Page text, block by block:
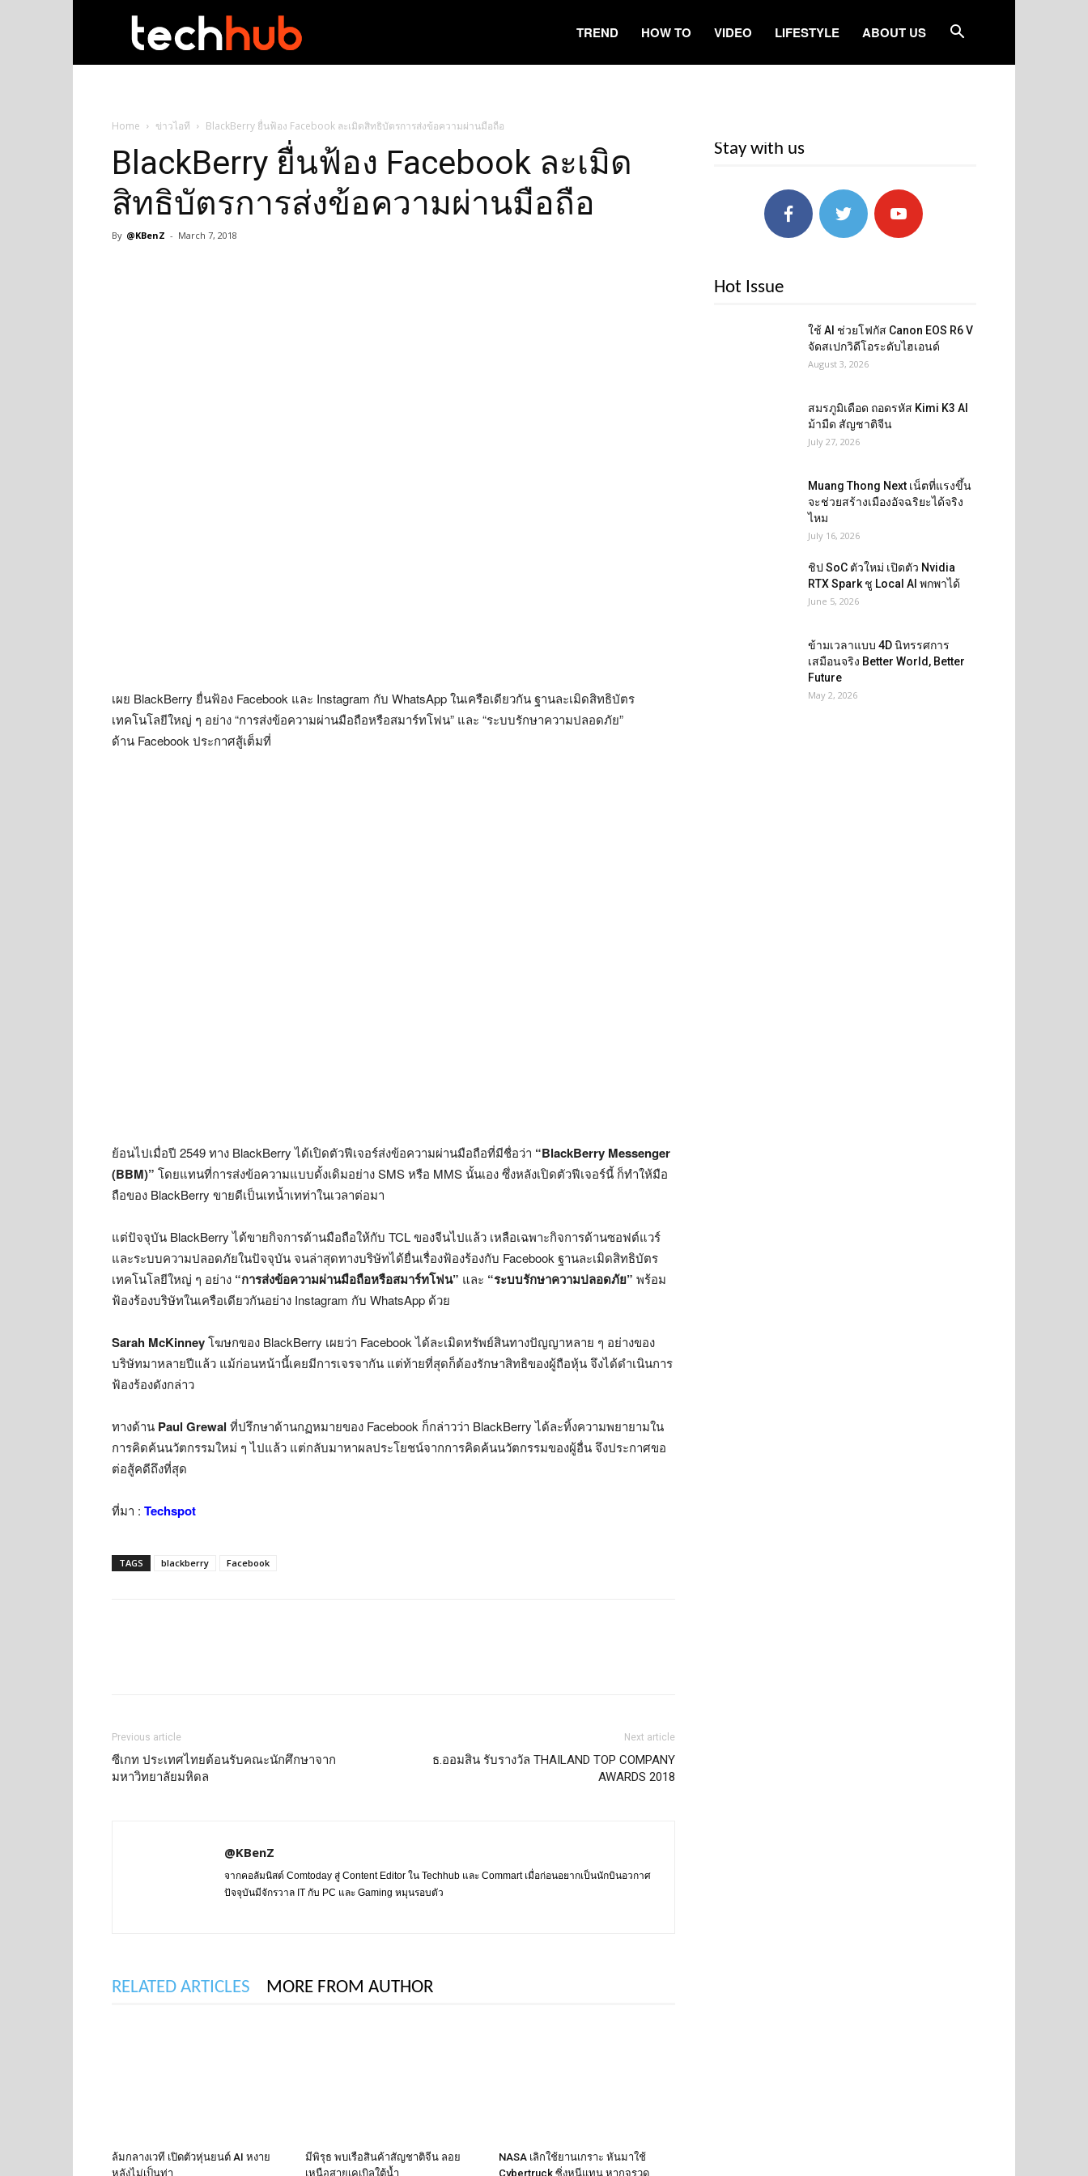
TREND HOW TO VIDEO LIFESTYLE ABOUT US
Home ข่าวไอที BlackBerry ยื่นฟ้อง Facebook ละเมิดสิทธิบัตรการส่งข้อความผ่านมือถือ
BlackBerry ยื่นฟ้อง Facebook ละเมิด
สิทธิบัตรการส่งข้อความผ่านมือถือ
By @KBenZ - March 7, 2018
เผย BlackBerry ยื่นฟ้อง Facebook และ Instagram กับ WhatsApp ในเครือเดียวกัน ฐานละเมิดสิทธิบัตร
เทคโนโลยีใหญ่ ๆ อย่าง “การส่งข้อความผ่านมือถือหรือสมาร์ทโฟน” และ “ระบบรักษาความปลอดภัย”
ด้าน Facebook ประกาศสู้เต็มที่
ย้อนไปเมื่อปี 2549 ทาง BlackBerry ได้เปิดตัวฟีเจอร์ส่งข้อความผ่านมือถือที่มีชื่อว่า “BlackBerry Messenger
(BBM)” โดยแทนที่การส่งข้อความแบบดั้งเดิมอย่าง SMS หรือ MMS นั้นเอง ซึ่งหลังเปิดตัวฟีเจอร์นี้ ก็ทำให้มือ
ถือของ BlackBerry ขายดีเป็นเทน้ำเทท่าในเวลาต่อมา
แต่ปัจจุบัน BlackBerry ได้ขายกิจการด้านมือถือให้กับ TCL ของจีนไปแล้ว เหลือเฉพาะกิจการด้านซอฟต์แวร์
และระบบความปลอดภัยในปัจจุบัน จนล่าสุดทางบริษัทได้ยื่นเรื่องฟ้องร้องกับ Facebook ฐานละเมิดสิทธิบัตร
เทคโนโลยีใหญ่ ๆ อย่าง “การส่งข้อความผ่านมือถือหรือสมาร์ทโฟน” และ “ระบบรักษาความปลอดภัย” พร้อม
ฟ้องร้องบริษัทในเครือเดียวกันอย่าง Instagram กับ WhatsApp ด้วย
Sarah McKinneyโฆษกของ BlackBerry เผยว่า Facebook ได้ละเมิดทรัพย์สินทางปัญญาหลาย ๆ อย่างของ
บริษัทมาหลายปีแล้ว แม้ก่อนหน้านี้เคยมีการเจรจากัน แต่ท้ายที่สุดก็ต้องรักษาสิทธิของผู้ถือหุ้น จึงได้ดำเนินการ
ฟ้องร้องดังกล่าว
ทางด้าน Paul Grewal ที่ปรึกษาด้านกฏหมายของ Facebook ก็กล่าวว่า BlackBerry ได้ละทิ้งความพยายามใน
การคิดค้นนวัตกรรมใหม่ ๆ ไปแล้ว แต่กลับมาหาผลประโยชน์จากการคิดค้นนวัตกรรมของผู้อื่น จึงประกาศขอ
ต่อสู้คดีถึงที่สุด
ที่มา : Techspot
TAGS blackberry Facebook
Previous article
ซีเกท ประเทศไทยต้อนรับคณะนักศึกษาจาก
มหาวิทยาลัยมหิดล
Next article
ธ.ออมสิน รับรางวัล THAILAND TOP COMPANY
AWARDS 2018
@KBenZ
จากคอลัมนิสต์ Comtoday สู่ Content Editor ใน Techhub และ Commart เมื่อก่อนอยากเป็นนักบินอวกาศ
ปัจจุบันมีจักรวาล IT กับ PC และ Gaming หมุนรอบตัว
RELATED ARTICLES MORE FROM AUTHOR
ล้มกลางเวที เปิดตัวหุ่นยนต์ AI หงาย
หลังไม่เป็นท่า
มีพิรุธ พบเรือสินค้าสัญชาติจีน ลอย
เหนือสายเคเบิลใต้น้ำ
NASA เลิกใช้ยานเกราะ หันมาใช้
Cybertruck ซิ่งหนีแทน หากจรวด
Stay with us
Hot Issue
ใช้ AI ช่วยโฟกัส Canon EOS R6 V
จัดสเปกวิดีโอระดับไฮเอนด์
August 3, 2026
สมรภูมิเดือด ถอดรหัส Kimi K3 AI
ม้ามืด สัญชาติจีน
July 27, 2026
Muang Thong Next เน็ตที่แรงขึ้น
จะช่วยสร้างเมืองอัจฉริยะได้จริง
ไหม
July 16, 2026
ชิป SoC ตัวใหม่ เปิดตัว Nvidia
RTX Spark ชู Local AI พกพาได้
June 5, 2026
ข้ามเวลาแบบ 4D นิทรรศการ
เสมือนจริง Better World, Better
Future
May 2, 2026